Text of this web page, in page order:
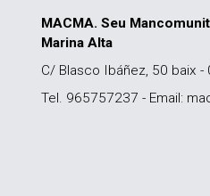
MACMA. Seu
Marina Alta
C/ Blasco Ibáñez, 50 baix -
Tel. 965757237 - Email: